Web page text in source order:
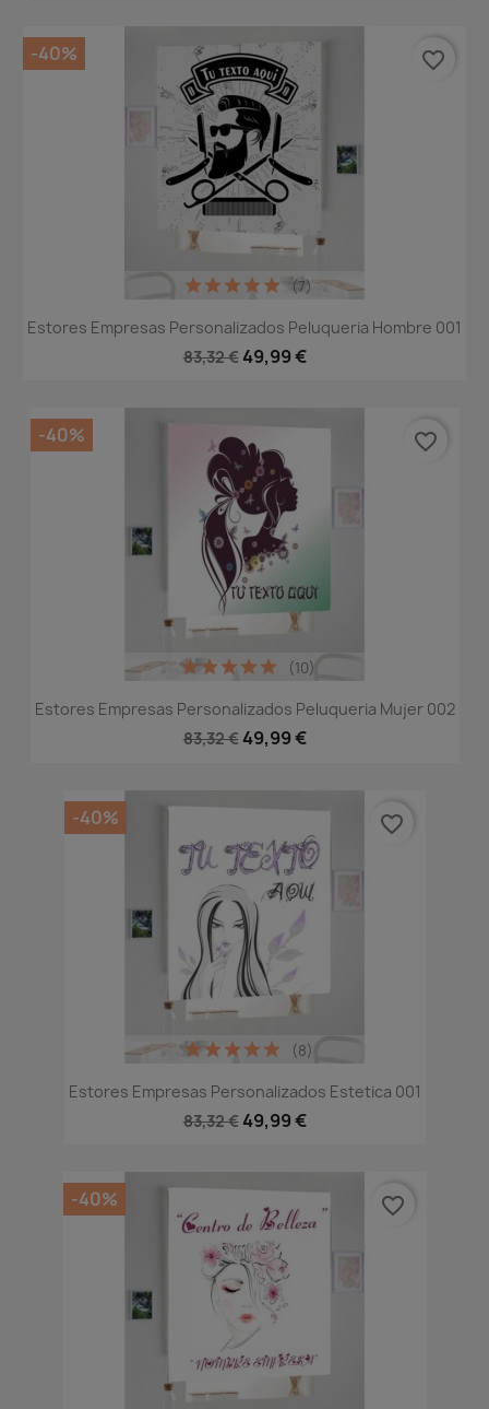
Estores Empresas Personalizados Peluqueria Hombre 001
83,32 € 49,99 €
(7)
-40% favorite_border
Estores Empresas Personalizados Peluqueria Mujer 002
83,32 € 49,99 €
(10)
-40% favorite_border
Estores Empresas Personalizados Estetica 001
83,32 € 49,99 €
(8)
-40% favorite_border
-40% favorite_border